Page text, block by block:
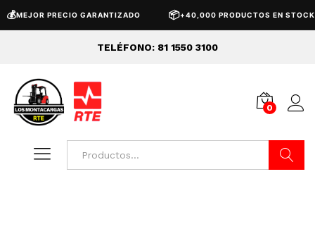
💰MEJOR PRECIO GARANTIZADO 📦+40,000 PRODUCTOS EN STOCK
TELÉFONO: 81 1550 3100
0